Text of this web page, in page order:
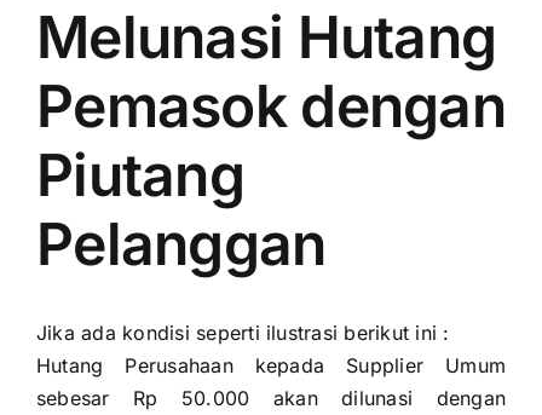
Melunasi Hutang
Pemasok dengan
Piutang
Pelanggan
Jika ada kondisi seperti ilustrasi berikut ini :
Hutang Perusahaan kepada Supplier Umum
sebesar Rp 50.000 akan dilunasi dengan